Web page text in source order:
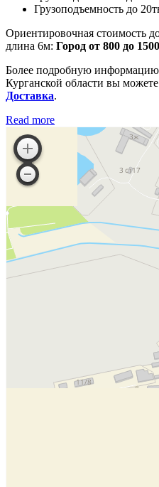
Грузоподъемность до
Ориентировочная стоимость
длина 6м: Город от 800 до
Более подробную информацию
Курганской области вы
Доставка.
Read more